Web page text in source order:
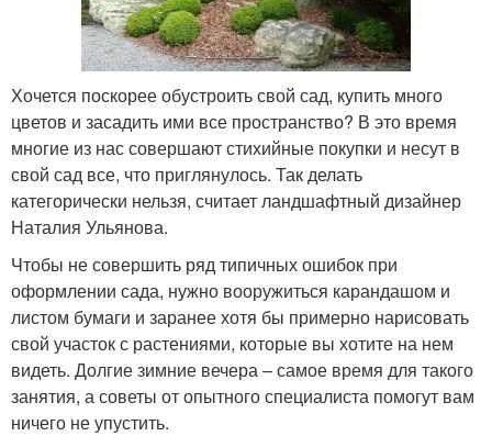
Хочется поскорее обустроить свой сад, купить много
цветов и засадить ими все пространство? В это время
многие из нас совершают стихийные покупки и несут в
свой сад все, что приглянулось. Так делать
категорически нельзя, считает ландшафтный дизайнер
Наталия Ульянова.
Чтобы не совершить ряд типичных ошибок при
оформлении сада, нужно вооружиться карандашом и
листом бумаги и заранее хотя бы примерно нарисовать
свой участок с растениями, которые вы хотите на нем
видеть. Долгие зимние вечера – самое время для такого
занятия, а советы от опытного специалиста помогут вам
ничего не упустить.